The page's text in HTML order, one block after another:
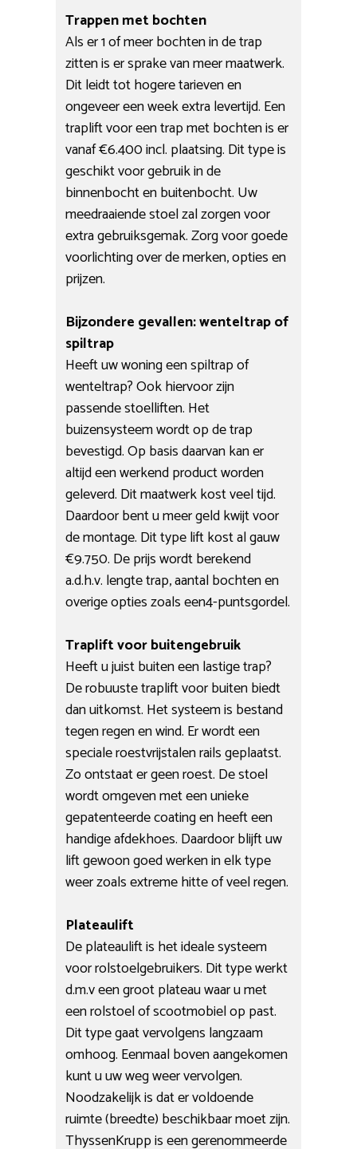
Trappen met bochten
Als er 1 of meer bochten in de trap
zitten is er sprake van meer maatwerk.
Dit leidt tot hogere tarieven en
ongeveer een week extra levertijd. Een
traplift voor een trap met bochten is er
vanaf €6.400 incl. plaatsing. Dit type is
geschikt voor gebruik in de
binnenbocht en buitenbocht. Uw
meedraaiende stoel zal zorgen voor
extra gebruiksgemak. Zorg voor goede
voorlichting over de merken, opties en
prijzen.
Bijzondere gevallen: wenteltrap of
spiltrap
Heeft uw woning een spiltrap of
wenteltrap? Ook hiervoor zijn
passende stoelliften. Het
buizensysteem wordt op de trap
bevestigd. Op basis daarvan kan er
altijd een werkend product worden
geleverd. Dit maatwerk kost veel tijd.
Daardoor bent u meer geld kwijt voor
de montage. Dit type lift kost al gauw
€9.750. De prijs wordt berekend
a.d.h.v. lengte trap, aantal bochten en
overige opties zoals een4-puntsgordel.
Traplift voor buitengebruik
Heeft u juist buiten een lastige trap?
De robuuste traplift voor buiten biedt
dan uitkomst. Het systeem is bestand
tegen regen en wind. Er wordt een
speciale roestvrijstalen rails geplaatst.
Zo ontstaat er geen roest. De stoel
wordt omgeven met een unieke
gepatenteerde coating en heeft een
handige afdekhoes. Daardoor blijft uw
lift gewoon goed werken in elk type
weer zoals extreme hitte of veel regen.
Plateaulift
De plateaulift is het ideale systeem
voor rolstoelgebruikers. Dit type werkt
d.m.v een groot plateau waar u met
een rolstoel of scootmobiel op past.
Dit type gaat vervolgens langzaam
omhoog. Eenmaal boven aangekomen
kunt u uw weg weer vervolgen.
Noodzakelijk is dat er voldoende
ruimte (breedte) beschikbaar moet zijn.
ThyssenKrupp is een gerenommeerde